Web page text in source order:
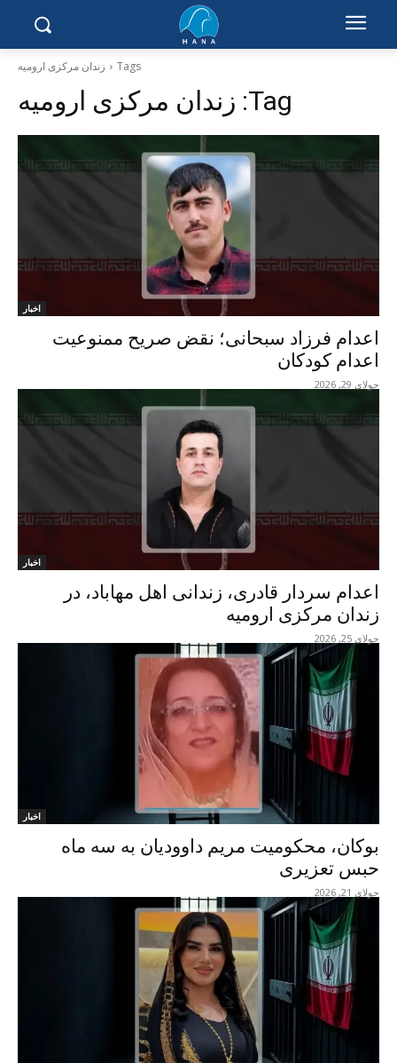
Tags زندان مرکزی ارومیە
Tag: زندان مرکزی ارومیە
اخبار
اعدام فرزاد سبحانی؛ نقض صریح ممنوعیت
اعدام کودکان
جولای 29, 2026
اخبار
اعدام سردار قادری، زندانی اهل مهاباد، در
زندان مرکزی ارومیه
جولای 25, 2026
اخبار
بوکان، محکومیت مریم داوودیان به سه ماه
حبس تعزیری
جولای 21, 2026